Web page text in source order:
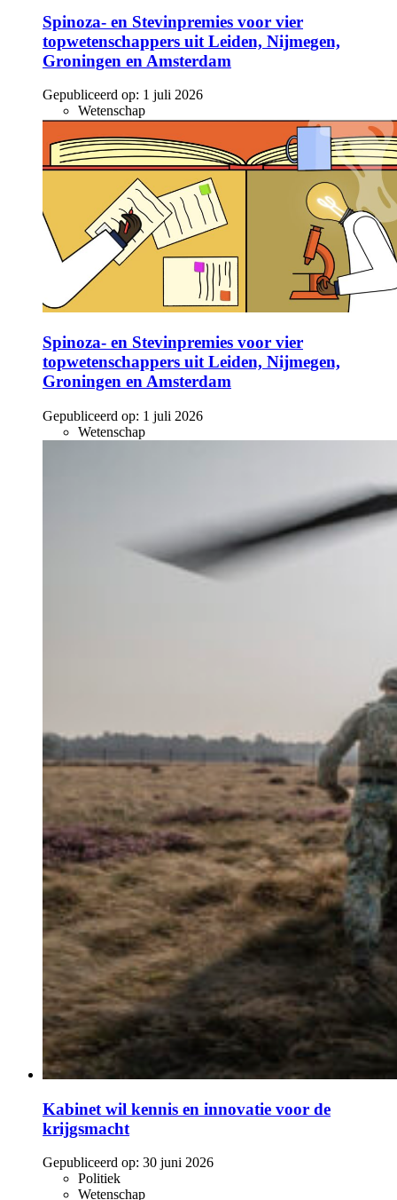
Spinoza- en Stevinpremies voor vier
topwetenschappers uit Leiden, Nijmegen,
Groningen en Amsterdam
Gepubliceerd op: 1 juli 2026
Wetenschap
Spinoza- en Stevinpremies voor vier
topwetenschappers uit Leiden, Nijmegen,
Groningen en Amsterdam
Gepubliceerd op: 1 juli 2026
Wetenschap
Kabinet wil kennis en innovatie voor de
krijgsmacht
Gepubliceerd op: 30 juni 2026
Politiek
Wetenschap